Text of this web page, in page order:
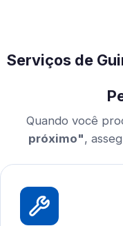
Serviços de
Quando você
próximo",